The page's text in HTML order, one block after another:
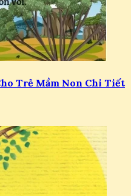
Trẻ Mầm Non Chi Tiết